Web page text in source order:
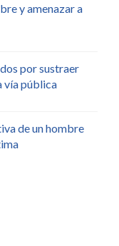
y amenazar a
por sustraer
vía pública
de un hombre